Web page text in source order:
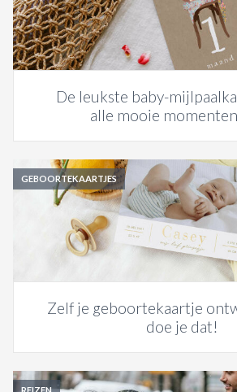
De leukste baby-
alle mooie
GEBOORTEKAARTJES
Zelf je geboortekaartje
doe je dat!